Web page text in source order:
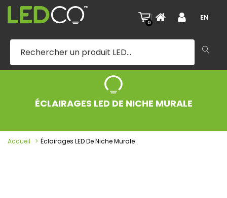
0
| EN
ÉCLAIRAGES LED DE NICHE MURALE
Accueil Éclairages LED De Niche Murale